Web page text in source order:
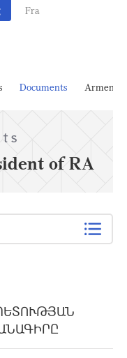
Fra
Documents Armenia
of RA